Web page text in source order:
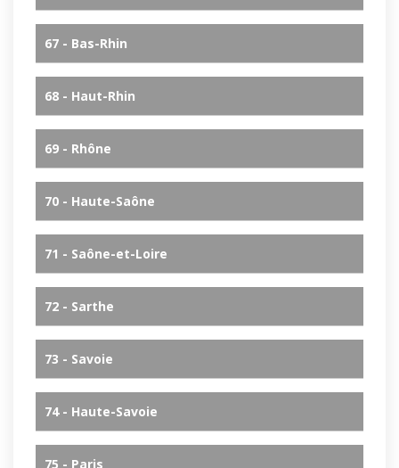
67 - Bas-Rhin
68 - Haut-Rhin
69 - Rhône
70 - Haute-Saône
71 - Saône-et-Loire
72 - Sarthe
73 - Savoie
74 - Haute-Savoie
75 - Paris